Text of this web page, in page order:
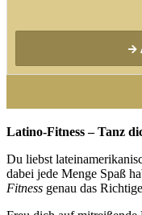
Latino-Fitness – Tanz
Du liebst
dabei jede Menge Spaß
Fitness genau das